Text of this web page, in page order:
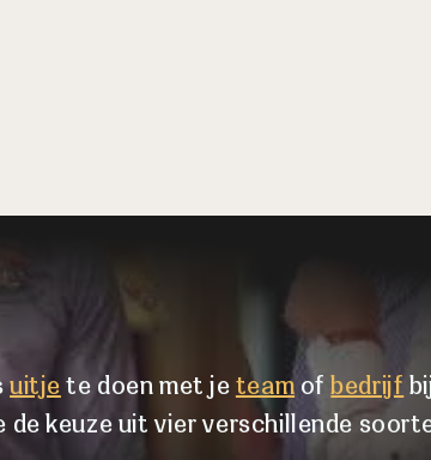
uitje te doen met je team ofbedrijf
de keuze uit vier verschillende